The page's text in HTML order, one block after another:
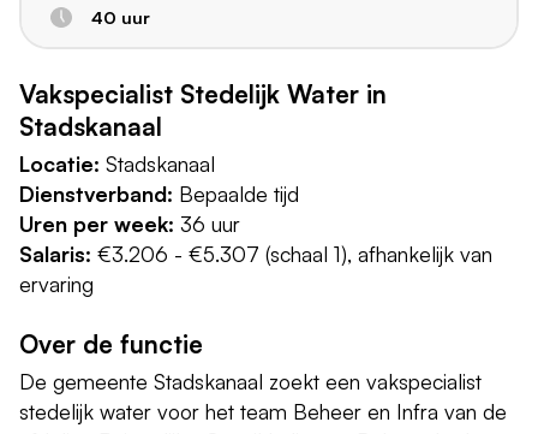
40 uur
Vakspecialist Stedelijk Water in
Stadskanaal
Locatie: Stadskanaal
Dienstverband: Bepaalde tijd
Uren per week: 36 uur
Salaris: €3.206 - €5.307 (schaal 1), afhankelijk van
ervaring
Over de functie
De gemeente Stadskanaal zoekt een vakspecialist
stedelijk water voor het team Beheer en Infra van de